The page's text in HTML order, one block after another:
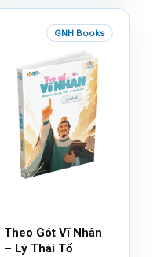
GNH Books
Theo Gót Vĩ Nhân
– Lý Thái Tổ